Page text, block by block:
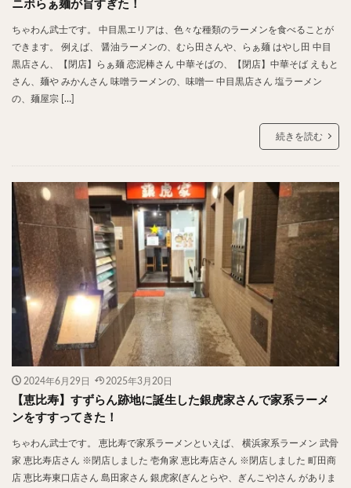
ニボらぁ麺が旨すぎた！
ちゃわん武士です。 中目黒エリアは、色々な種類のラーメンを食べることが
できます。 例えば、 醤油ラーメンの、むら田さんや、らぁ麺 はやし田 中目
黒店さん、【閉店】らぁ麺 恋泥棒さん 中華そばの、【閉店】中華そば えもと
さん、麺や みかんさん 味噌ラーメンの、味噌一 中目黒店さん 塩ラーメン
の、麺屋宗 […]
続きを読む
2024年6月29日 2025年3月20日
【恵比寿】すずらん跡地に誕生した銀虎家さんで家系ラーメ
ンをすすってきた！
ちゃわん武士です。 恵比寿で家系ラーメンといえば、 横浜家系ラーメン 武骨
家 恵比寿店さん ※閉店しました 壱角家 恵比寿店さん ※閉店しました 町田商
店 恵比寿東口店さん 島田家さん 銀虎家(ぎんとらや、ぎんこや)さん がありま